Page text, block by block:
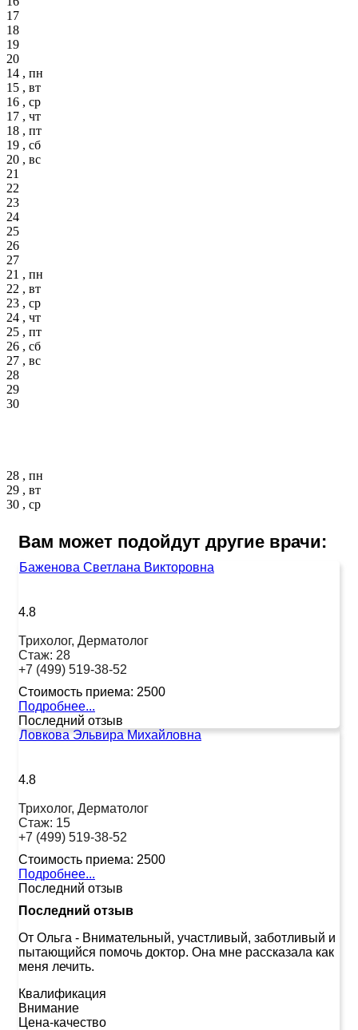
17
18
19
20
14 , пн
15 , вт
16 , ср
17 , чт
18 , пт
19 , сб
20 , вс
21
22
23
24
25
26
27
21 , пн
22 , вт
23 , ср
24 , чт
25 , пт
26 , сб
27 , вс
28
29
30
28 , пн
29 , вт
30 , ср
Вам может подойдут другие врачи:
Баженова Светлана Викторовна
4.8
Трихолог, Дерматолог
Стаж: 28
+7 (499) 519-38-52
Стоимость приема: 2500
Подробнее...
Последний отзыв
Ловкова Эльвира Михайловна
4.8
Трихолог, Дерматолог
Стаж: 15
+7 (499) 519-38-52
Стоимость приема: 2500
Подробнее...
Последний отзыв
Последний отзыв
От Ольга - Внимательный, участливый, заботливый и
пытающийся помочь доктор. Она мне рассказала как
меня лечить.
Квалификация
Внимание
Цена-качество